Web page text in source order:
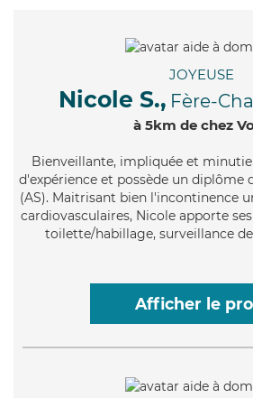
JOYEUSE
Nicole S., Fère-
à 5km de chez
Bienveillante, impliquée et
d'expérience et possède un diplôme
(AS). Maitrisant bien l'incontinence
cardiovasculaires, Nicole apporte
toilette/habillage, surveillance
Afficher le